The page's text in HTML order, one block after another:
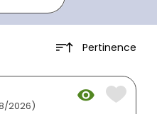
Pertinence
2026)